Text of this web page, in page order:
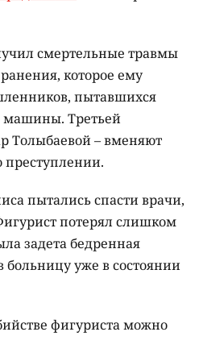
смертельные травмы
которое ему
пытавшихся
машины. Третьей
Толыбаевой – вменяют
преступлении.
пытались спасти врачи,
потерял слишком
задета бедренная
больницу уже в состоянии
фигуриста можно